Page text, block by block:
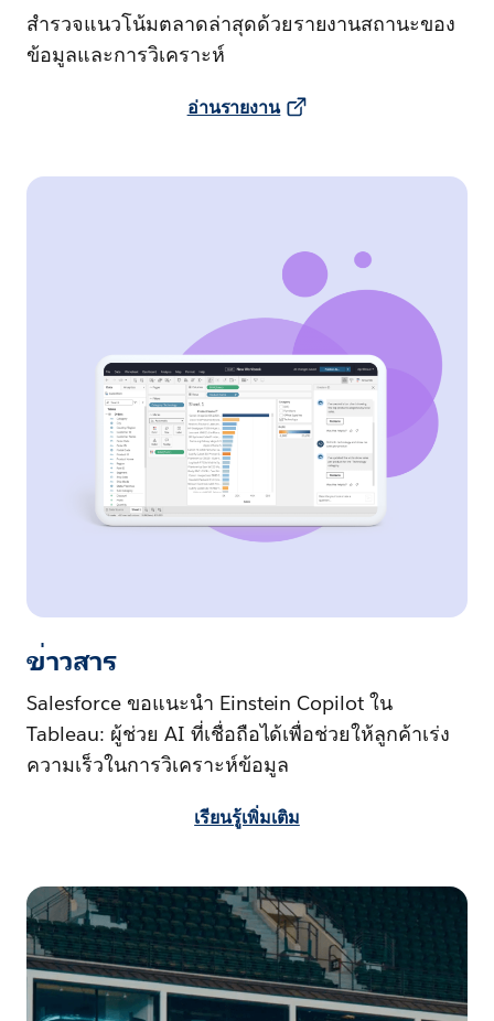
สำรวจแนวโน้มตลาดล่าสุดด้วยรายงานสถานะของ
ข้อมูลและการวิเคราะห์
อ่านรายงาน
ข่าวสาร
Salesforce ขอแนะนำ Einstein Copilot ใน
Tableau: ผู้ช่วย AI ที่เชื่อถือได้เพื่อช่วยให้ลูกค้าเร่ง
ความเร็วในการวิเคราะห์ข้อมูล
เรียนรู้เพิ่มเติม